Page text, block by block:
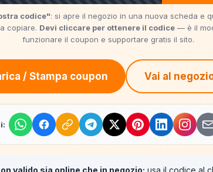
codice": si apre il negozio in una nuova scheda e
copiare. Devi cliccare per ottenere il codice — è il
funzionare il coupon e supportare gratis il sito.
/ Stampa coupon Vai al
valido sia online che in negozio: usa il codice al